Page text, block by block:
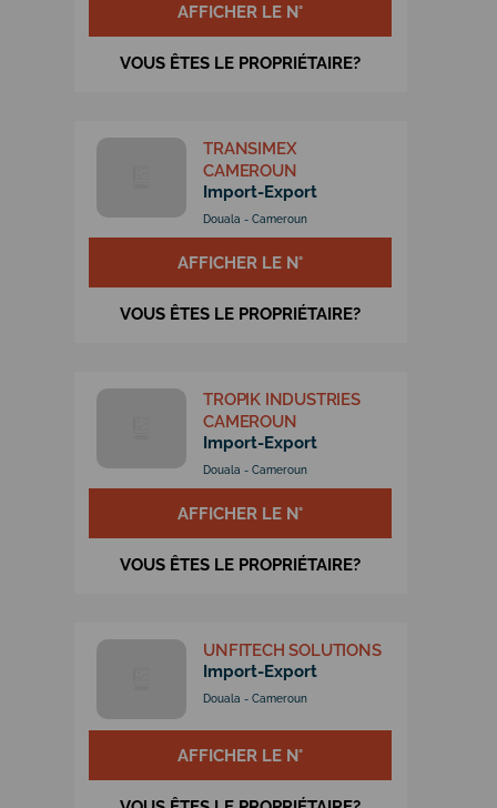
AFFICHER LE N°
VOUS ÊTES LE PROPRIÉTAIRE?
TRANSIMEX
CAMEROUN
Import-Export
Douala - Cameroun
AFFICHER LE N°
VOUS ÊTES LE PROPRIÉTAIRE?
TROPIK INDUSTRIES
CAMEROUN
Import-Export
Douala - Cameroun
AFFICHER LE N°
VOUS ÊTES LE PROPRIÉTAIRE?
UNFITECH SOLUTIONS
Import-Export
Douala - Cameroun
AFFICHER LE N°